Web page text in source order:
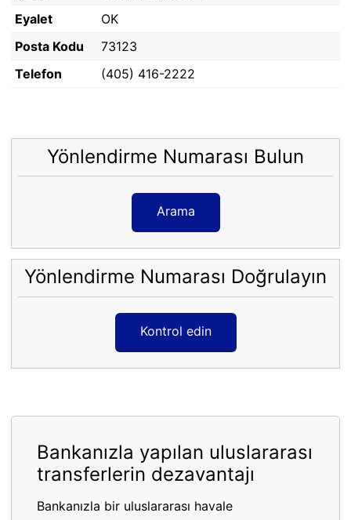
Eyalet
OK
Posta Kodu
73123
Telefon
(405) 416-2222
Yönlendirme Numarası Bulun
Arama
Yönlendirme Numarası Doğrulayın
Kontrol edin
Bankanızla yapılan uluslararası
transferlerin dezavantajı
Bankanızla bir uluslararası havale